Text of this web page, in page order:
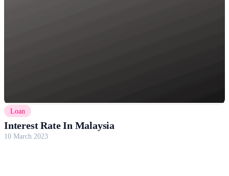
Loan
Interest Rate In Malaysia
10 March 2023